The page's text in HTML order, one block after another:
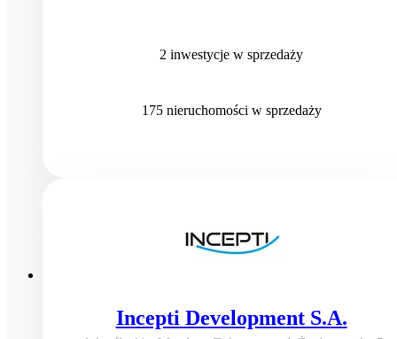
2 inwestycje w sprzedaży
175 nieruchomości w sprzedaży
Incepti Development S.A.